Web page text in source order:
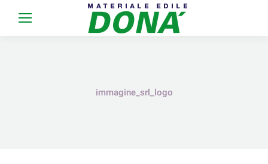
immagine_srl_logo